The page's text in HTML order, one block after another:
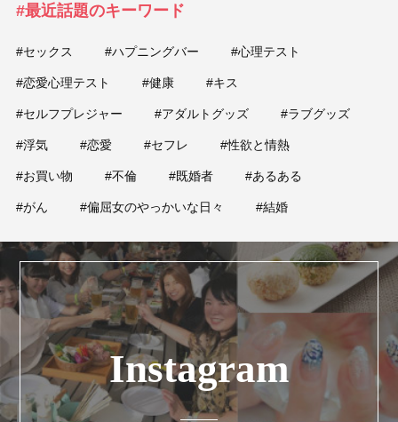
#最近話題のキーワード
#セックス #ハプニングバー #心理テスト
#恋愛心理テスト #健康 #キス
#セルフプレジャー #アダルトグッズ #ラブグッズ
#浮気 #恋愛 #セフレ #性欲と情熱
#お買い物 #不倫 #既婚者 #あるある
#がん #偏屈女のやっかいな日々 #結婚
Instagram